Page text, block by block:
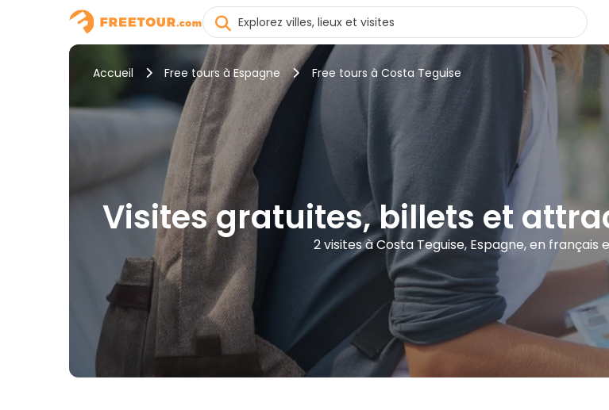
Accueil Free tours à Espagne Free tours à Costa Teguise
Visites gratuites, billets et
2 visites à Costa Teguise, Espagne, en français